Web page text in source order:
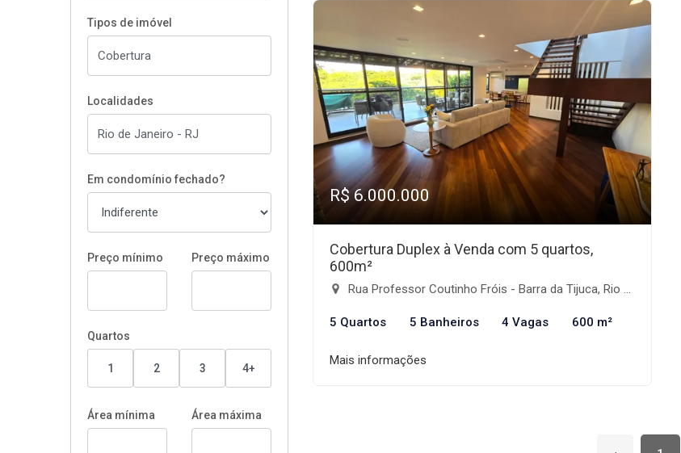
Tipos de imóvel
Localidades
Em condomínio fechado?
Preço mínimo Preço máximo
Quartos
1 2 3 4+
Área mínima Área máxima
R$ 6.000.000
Cobertura Duplex à Venda com 5 quartos,
600m²
Rua Professor Coutinho Fróis - Barra da Tijuca, Rio de Janeiro-RJ
5 Quartos 5 Banheiros 4 Vagas 600 m²
Mais informações